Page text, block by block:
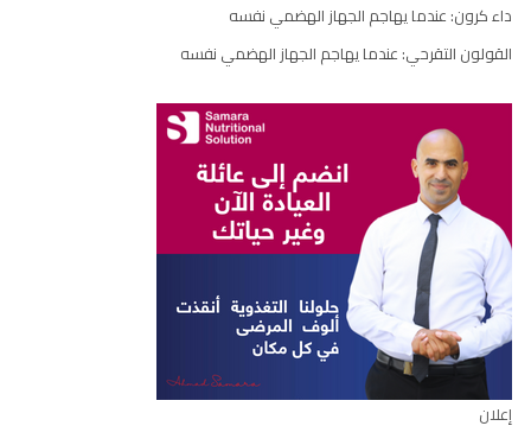
داء كرون: عندما يهاجم الجهاز الهضمي نفسه
القولون التقرحي: عندما يهاجم الجهاز الهضمي نفسه
إعلان